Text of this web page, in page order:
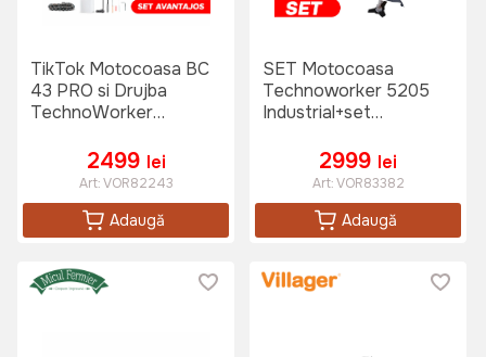
TikTok Motocoasa BC
43 PRO si Drujba
TechnoWorker
2499 lei
Art:VOR82243
Adaugă
SET Motocoasa
Technoworker 5205
Industrial+set
acumulator SAD 2buc
2999 lei
Art:VOR83382
Adaugă